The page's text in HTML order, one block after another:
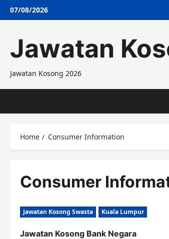
Skip07/08/2026
Jawatan
Jawatan Kosong 2026
Home Consumer Information
Consumer
Jawatan Kosong Swasta Kuala Lumpur
Jawatan Kosong Bank Negara